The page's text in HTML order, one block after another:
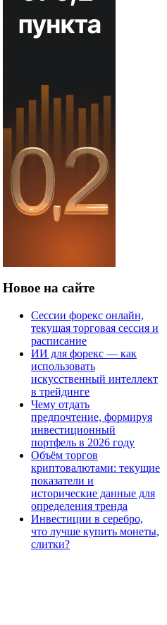
Новое на сайте
Сессии форекс онлайн,
текущая торговая сессия и
расписание
ИИ для форекс — как
использовать
искусственный интеллект
в трейдинге
Чему отдать
предпочтение, формируя
инвестиционный
портфель в 2026 году
Объём торгов
криптовалютами: текущие
показатели и
исторические данные для
определения тренда
Инвестиции в серебро,
что лучше купить монеты,
слитки?